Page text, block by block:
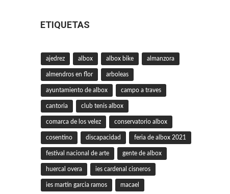
ETIQUETAS
ajedrez albox albox bike almanzora
almendros en flor arboleas
ayuntamiento de albox campo a traves
cantoria club tenis albox
comarca de los velez conservatorio albox
cosentino discapacidad feria de albox 2021
festival nacional de arte gente de albox
huercal overa ies cardenal cisneros
ies martin garcia ramos macael